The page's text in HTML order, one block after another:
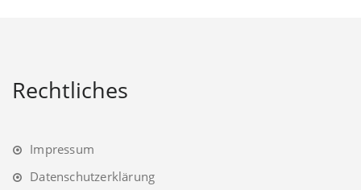
Rechtliches
Impressum
Datenschutzerklärung